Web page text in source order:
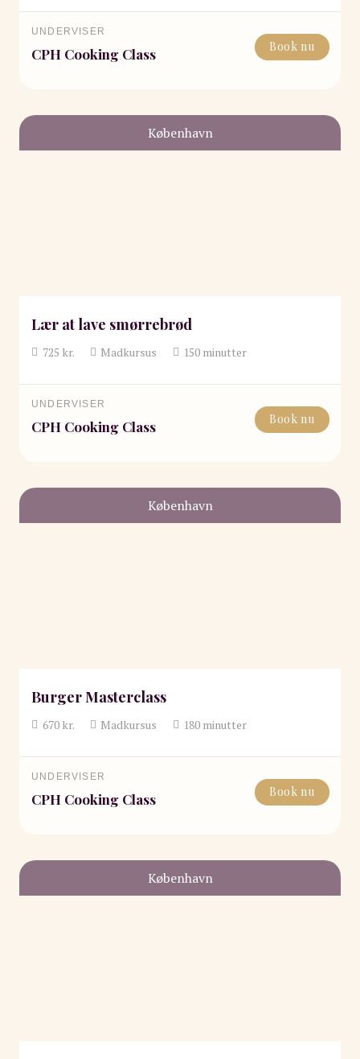
UNDERVISER
CPH Cooking Class Book nu
København
Lær at lave smørrebrød
725 kr. Madkursus 150 minutter
UNDERVISER
CPH Cooking Class Book nu
København
Burger Masterclass
670kr. Madkursus 180 minutter
UNDERVISER
CPH Cooking Class Book nu
København